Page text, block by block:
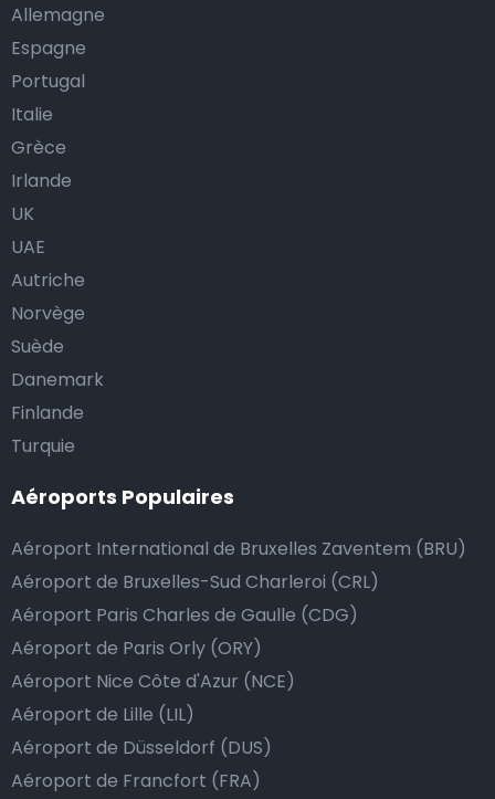
Allemagne
Espagne
Portugal
Italie
Grèce
Irlande
UK
UAE
Autriche
Norvège
Suède
Danemark
Finlande
Turquie
Aéroports Populaires
Aéroport International de Bruxelles Zaventem (BRU)
Aéroport de Bruxelles-Sud Charleroi (CRL)
Aéroport Paris Charles de Gaulle (CDG)
Aéroport de Paris Orly (ORY)
Aéroport Nice Côte d'Azur (NCE)
Aéroport de Lille (LIL)
Aéroport de Düsseldorf (DUS)
Aéroport de Francfort (FRA)